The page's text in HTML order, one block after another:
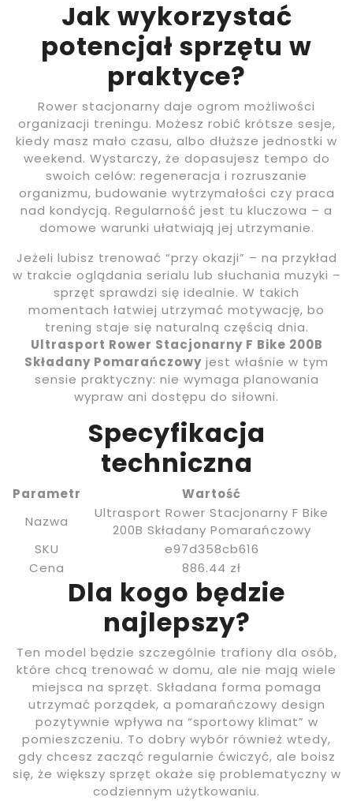
Jak wykorzystać
potencjał sprzętu w
praktyce?
Rower stacjonarny daje ogrom możliwości
organizacji treningu. Możesz robić krótsze sesje,
kiedy masz mało czasu, albo dłuższe jednostki w
weekend. Wystarczy, że dopasujesz tempo do
swoich celów: regeneracja i rozruszanie
organizmu, budowanie wytrzymałości czy praca
nad kondycją. Regularność jest tu kluczowa – a
domowe warunki ułatwiają jej utrzymanie.
Jeżeli lubisz trenować “przy okazji” – na przykład
w trakcie oglądania serialu lub słuchania muzyki –
sprzęt sprawdzi się idealnie. W takich
momentach łatwiej utrzymać motywację, bo
trening staje się naturalną częścią dnia.
Ultrasport Rower Stacjonarny F Bike 200B
Składany Pomarańczowy jest właśnie w tym
sensie praktyczny: nie wymaga planowania
wypraw ani dostępu do siłowni.
Specyfikacja
techniczna
Parametr
Wartość
Nazwa
Ultrasport Rower Stacjonarny F Bike
200B Składany Pomarańczowy
SKU
e97d358cb616
Cena
886.44 zł
Dla kogo będzie
najlepszy?
Ten model będzie szczególnie trafiony dla osób,
które chcą trenować w domu, ale nie mają wiele
miejsca na sprzęt. Składana forma pomaga
utrzymać porządek, a pomarańczowy design
pozytywnie wpływa na “sportowy klimat” w
pomieszczeniu. To dobry wybór również wtedy,
gdy chcesz zacząć regularnie ćwiczyć, ale boisz
się, że większy sprzęt okaże się problematyczny w
codziennym użytkowaniu.